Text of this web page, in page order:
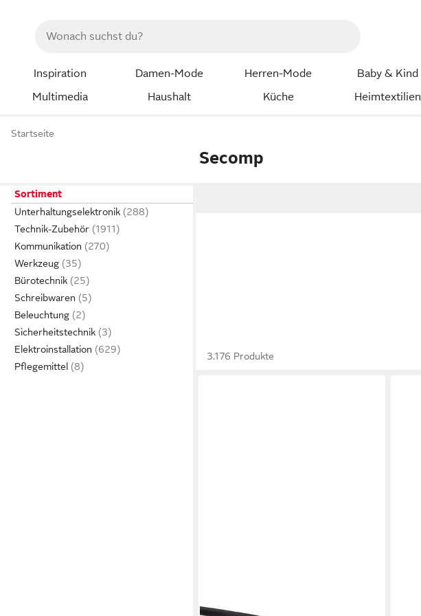
Inspiration Damen-Mode Herren-Mode Baby & Kind
Multimedia
Haushalt Küche Heimtextilien
Startseite
Secomp
Sortiment
Unterhaltungselektronik
Technik-Zubehör
Kommunikation
Werkzeug
Bürotechnik
Schreibwaren
Beleuchtung
Sicherheitstechnik
Elektroinstallation
Pflegemittel
3.176 Produkte
& Video-Kabel, DVI-D 24+1, Dual-